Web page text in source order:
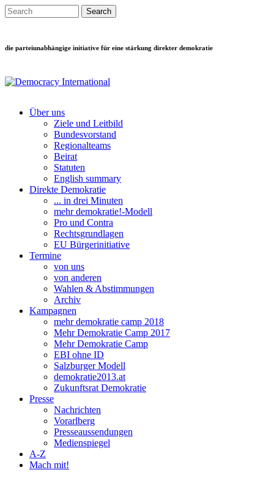
Direkt zum Inhalt
Search this site
die parteiunabhängige initiative für eine stärkung direkter demokratie
Main menu
Über uns
Ziele und Leitbild
Bundesvorstand
Regionalteams
Beirat
Statuten
English summary
Direkte Demokratie
... in drei Minuten
mehr demokratie!-Modell
Pro und Contra
Rechtsgrundlagen
EU Bürgerinitiative
Termine
von uns
von anderen
Wahlen & Abstimmungen
Archiv
Kampagnen
mehr demokratie camp 2018
Mehr Demokratie Camp 2017
Mehr Demokratie Camp
EBI ohne ID
Salzburger Modell
demokratie2013.at
Zukunftsrat Demokratie
Presse
Nachrichten
Vorarlberg
Presseaussendungen
Medienspiegel
A-Z
Mach mit!